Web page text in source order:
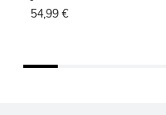
54,99 €